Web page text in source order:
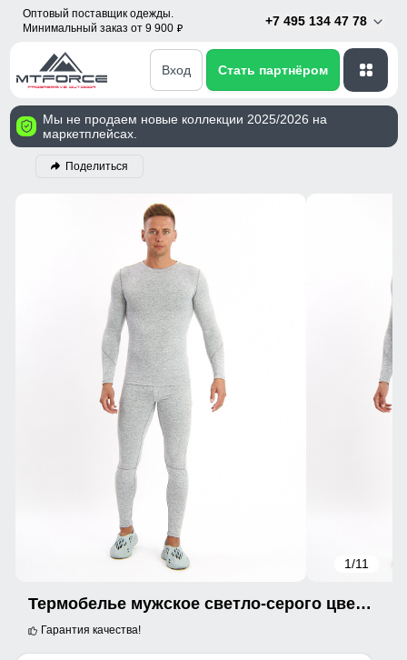
Оптовый поставщик одежды.
Минимальный заказ от 9 900 p
+7 495 134 47 78
Вход Стать партнёром
Мы не продаем новые коллекции 2025/2026 на
маркетплейсах.
Поделиться
1/11
Термобелье мужское светло-серого цвета 2207SS
Гарантия качества!